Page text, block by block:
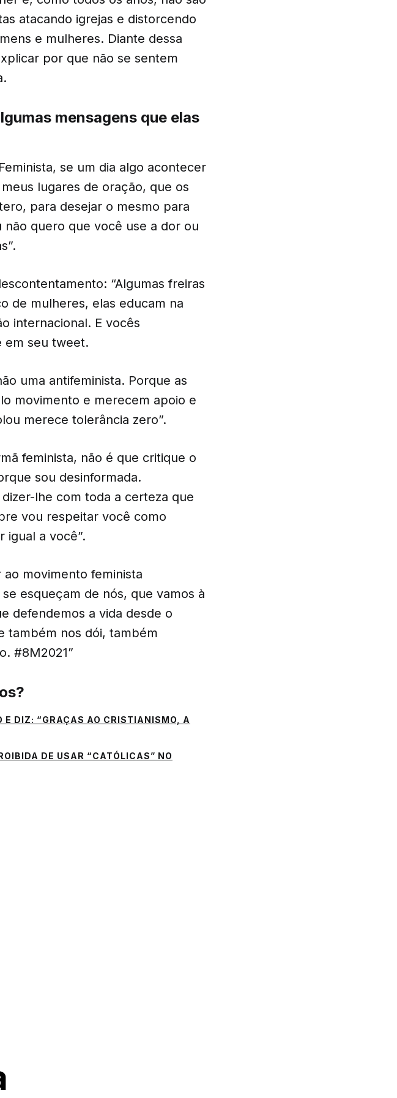
atacando igrejas e distorcendo
e mulheres. Diante dessa
por que não se sentem
mensagens que elas
se um dia algo acontecer
lugares de oração, que os
para desejar o mesmo para
quero que você use a dor ou
“Algumas freiras
de mulheres, elas educam na
internacional. E vocês
em seu tweet.
uma antifeminista. Porque as
movimento e merecem apoio e
merece tolerância zero”.
feminista, não é que critique o
sou desinformada.
lhe com toda a certeza que
vou respeitar você como
igual a você”.
movimento feminista
esqueçam de nós, que vamos à
defendemos a vida desde o
também nos dói, também
#8M2021”
E DIZ: “GRAÇAS AO CRISTIANISMO, A
DE USAR “CATÓLICAS” NO